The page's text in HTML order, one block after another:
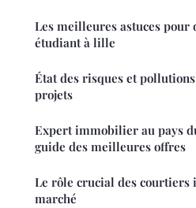
Les meilleures astuces pour
étudiant à lille
État des risques et
projets
Expert immobilier au pays
guide des meilleures offres
Le rôle crucial des
marché